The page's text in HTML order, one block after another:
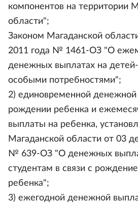
компонентов на территории
области";
Законом Магаданской
2011 года № 1461-ОЗ "О
денежных выплатах на
особыми потребностями";
2) единовременной
рождении ребенка и
выплаты на ребенка,
Магаданской области от 03
№ 639-ОЗ "О денежных
студентам в связи с
ребенка";
3) ежегодной денежной